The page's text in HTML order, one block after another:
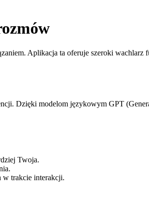
Aplikacja ta oferuje szeroki
Dzięki modelom językowym GPT
Twoja.
w trakcie interakcji.